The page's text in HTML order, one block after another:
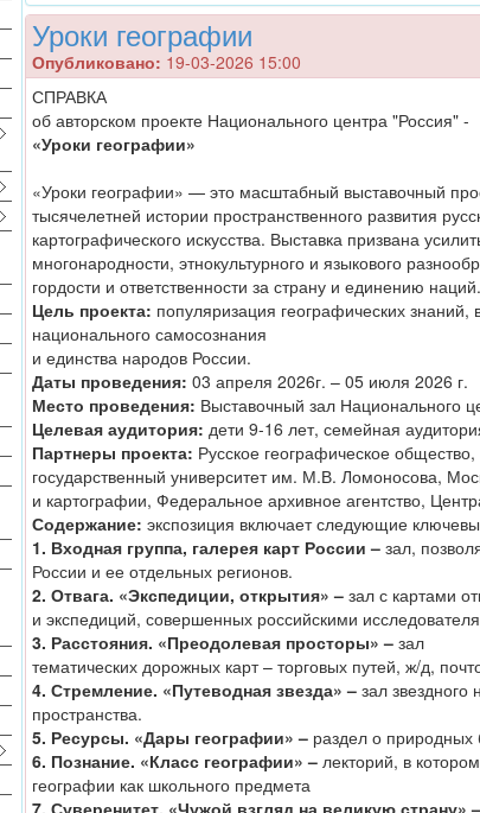
Уроки географии
Опубликовано: 19-03-2026 15:00
СПРАВКА
об авторском проекте Национального центра "Россия" -
«Уроки географии»
«Уроки географии» — это масштабный выставочный
тысячелетней истории пространственного развития
картографического искусства. Выставка призвана
многонародности, этнокультурного и языкового
гордости и ответственности за страну и единению наций.
Цель проекта: популяризация географических
национального самосознания
и единства народов России.
Даты проведения: 03 апреля 2026г. – 05 июля 2026 г.
Место проведения: Выставочный зал Национального
Целевая аудитория: дети 9-16 лет, семейная
Партнеры проекта: Русское географическое
государственный университет им. М.В. Ломоносова,
и картографии, Федеральное архивное агентство,
Содержание: экспозиция включает следующие
1. Входная группа, галерея карт России – зал,
России и ее отдельных регионов.
2. Отвага. «Экспедиции, открытия» – зал с картами
и экспедиций, совершенных российскими
3. Расстояния. «Преодолевая просторы» – зал
тематических дорожных карт – торговых путей, ж/д,
4. Стремление. «Путеводная звезда» – зал звездного
пространства.
5. Ресурсы. «Дары географии» – раздел о природных
6. Познание. «Класс географии» – лекторий, в
географии как школьного предмета
7. Суверенитет. «Чужой взгляд на великую страну» –